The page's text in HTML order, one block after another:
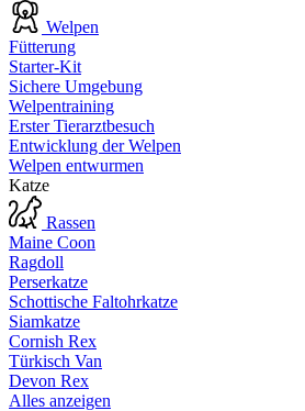
Welpen
Fütterung
Starter-Kit
Sichere Umgebung
Welpentraining
Erster Tierarztbesuch
Entwicklung der Welpen
Welpen entwurmen
Katze
Rassen
Maine Coon
Ragdoll
Perserkatze
Schottische Faltohrkatze
Siamkatze
Cornish Rex
Türkisch Van
Devon Rex
Alles anzeigen